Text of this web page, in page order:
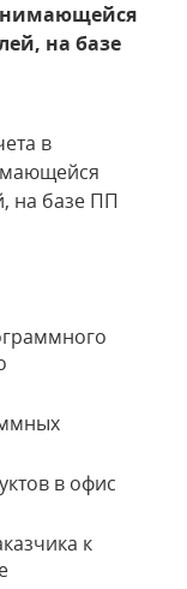
на базе
в
на базе ПП
в офис
к